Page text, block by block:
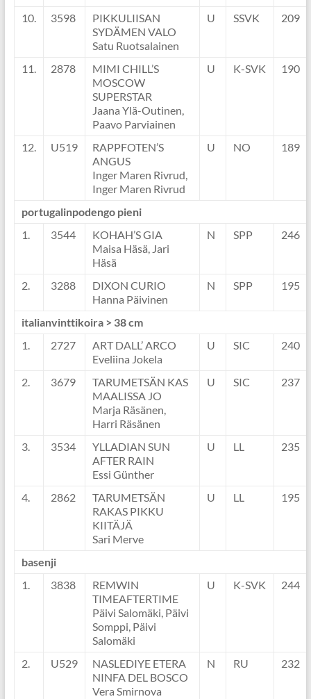
10.
3598
PIKKULIISAN
SYDÄMEN VALO
Satu Ruotsalainen
U SSVK 209
11. 2878
MIMI CHILL’S
MOSCOW
SUPERSTAR
Jaana Ylä-Outinen,
Paavo Parviainen
U K-SVK 190
12. U519
RAPPFOTEN’S
ANGUS
Inger Maren Rivrud,
Inger Maren Rivrud
U NO 189
portugalinpodengo pieni
1.
3544
KOHAH’S GIA
Maisa Häsä, Jari
Häsä
N SPP 246
2. 3288
DIXON CURIO
Hanna Päivinen
N SPP 195
italianvinttikoira > 38 cm
1.
2727
ART DALL’ ARCO
Eveliina Jokela
U SIC 240
2. 3679
TARUMETSÄN KAS
MAALISSA JO
Marja Räsänen,
Harri Räsänen
U SIC 237
3. 3534
YLLADIAN SUN
AFTER RAIN
Essi Günther
U LL 235
4. 2862
TARUMETSÄN
RAKAS PIKKU
KIITÄJÄ
Sari Merve
U LL 195
basenji
1.
3838
REMWIN
TIMEAFTERTIME
Päivi Salomäki, Päivi
Somppi, Päivi
Salomäki
U K-SVK 244
2. U529
NASLEDIYE ETERA
NINFA DEL BOSCO
Vera Smirnova
N RU 232